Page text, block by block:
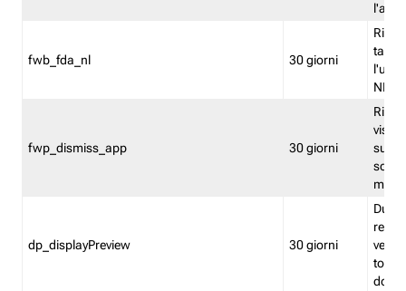
fwb_fda_nl 30 giorni
NL
fwp_dismiss_app 30 giorni
visto
dp_displayPreview 30 giorni
torna
dopo